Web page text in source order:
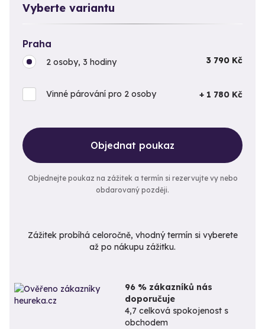
Vyberte variantu
Praha
2 osoby, 3 hodiny 3 790 Kč
Vinné párování pro 2 osoby + 1 780 Kč
Objednat poukaz
Objednejte poukaz na zážitek a termín si rezervujte vy nebo
obdarovaný později.
Zážitek probíhá celoročně, vhodný termín si vyberete
až po nákupu zážitku.
96 % zákazníků nás
doporučuje
4,7 celková spokojenost s
obchodem